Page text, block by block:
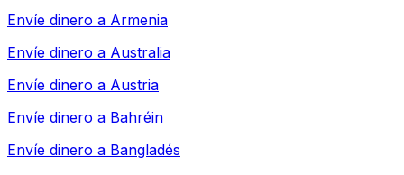
Envíe dinero a Armenia
Envíe dinero a Australia
Envíe dinero a Austria
Envíe dinero a Bahréin
Envíe dinero a Bangladés